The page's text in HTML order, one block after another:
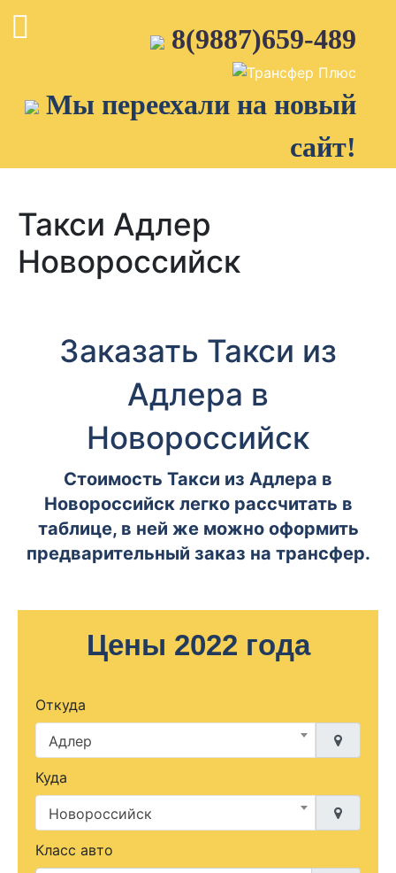
8(9887)659-489
Мы переехали на новый
сайт!
Такси Адлер
Новороссийск
Заказать Такси из
Адлера в
Новороссийск
Стоимость Такси из Адлера в
Новороссийск легко рассчитать в
таблице, в ней же можно оформить
предварительный заказ на трансфер.
Цены 2022 года
Откуда
Адлер
Куда
Новороссийск
Класс авто